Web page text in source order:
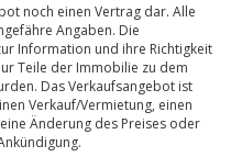
noch einen Vertrag dar. Alle
Angaben. Die
Information und ihre Richtigkeit
Teile der Immobilie zu dem
Das Verkaufsangebot ist
Verkauf/Vermietung, einen
Änderung des Preises oder